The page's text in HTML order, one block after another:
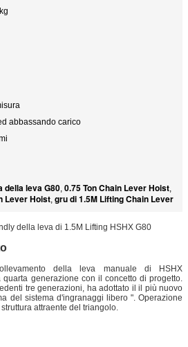
abbassando carico
della leva G80, 0.75 Ton Chain Lever Hoist,
Lever Hoist, gru di 1.5M Lifting Chain Lever
della leva di 1.5M Lifting HSHX G80
della leva manuale di HSHX
generazione con il concetto di progetto.
tre generazioni, ha adottato il il più nuovo
del sistema d'ingranaggi libero ". Operazione
attraente del triangolo.